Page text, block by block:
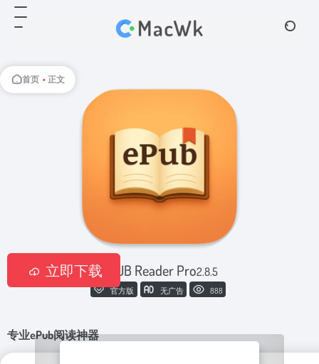
首页 • 正文
EPUB Reader Pro2.8.5
官方版 无广告 888
专业ePub阅读神器
立即下载